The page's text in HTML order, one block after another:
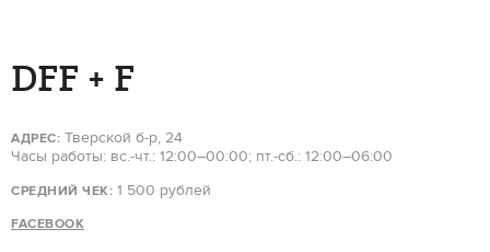
DFF + F
АДРЕС: Тверской б-р, 24
Часы работы: вс.-чт.: 12:00–00:00; пт.-сб.: 12:00–06:00
СРЕДНИЙ ЧЕК: 1 500 рублей
FACEBOOK